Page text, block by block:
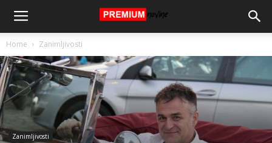
Home Zanimljivosti
Zanimljivosti